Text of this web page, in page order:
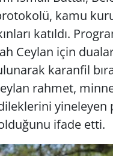
kamu
katıldı.
Ceylan için
karanfil
rahmet,
dileklerini
ifade etti.